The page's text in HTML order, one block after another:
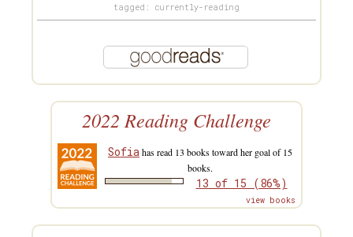
tagged: currently-reading
2022 Reading Challenge
Sofiahas read 13 books toward her goal of 15
books.
13 of 15 (86%)
view books